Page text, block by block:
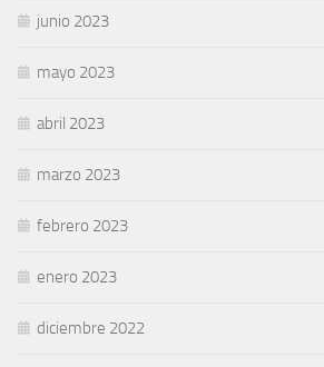
junio 2023
mayo 2023
abril 2023
marzo 2023
febrero 2023
enero 2023
diciembre 2022